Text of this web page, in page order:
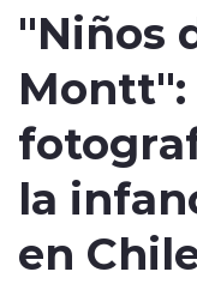
Tendencias
"Niños
Montt":
la
en